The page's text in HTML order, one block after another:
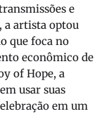
e
a artista optou
que foca no
econômico de
of Hope, a
usar suas
em um